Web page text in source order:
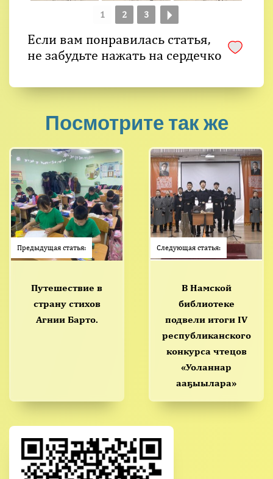
1 2 3
Если вам понравилась статья,
не забудьте нажать на сердечко
Посмотрите так же
Предыдущая статья:
Путешествие в
страну стихов
Агнии Барто.
Следующая статья:
В Намской
библиотеке
подвели итоги IV
республиканского
конкурса чтецов
«Уоланнар
ааҕыылара»